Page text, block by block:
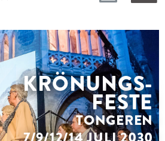
KRÖNUNGS-
FESTE
TONGEREN